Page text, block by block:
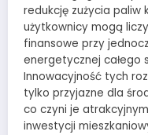
redukcję zużycia paliw
użytkownicy mogą
finansowe przy
energetycznej całego
Innowacyjność tych
tylko przyjazne dla
co czyni je
inwestycji